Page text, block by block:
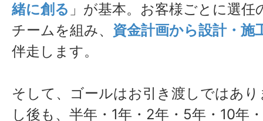
緒に創る 」が基本。お客様ごとに選
チームを組み、 資金計画から設計・施
伴走します。
そして、ゴールはお引き渡しではあ
し後も、半年・1年・2年・5年・10年